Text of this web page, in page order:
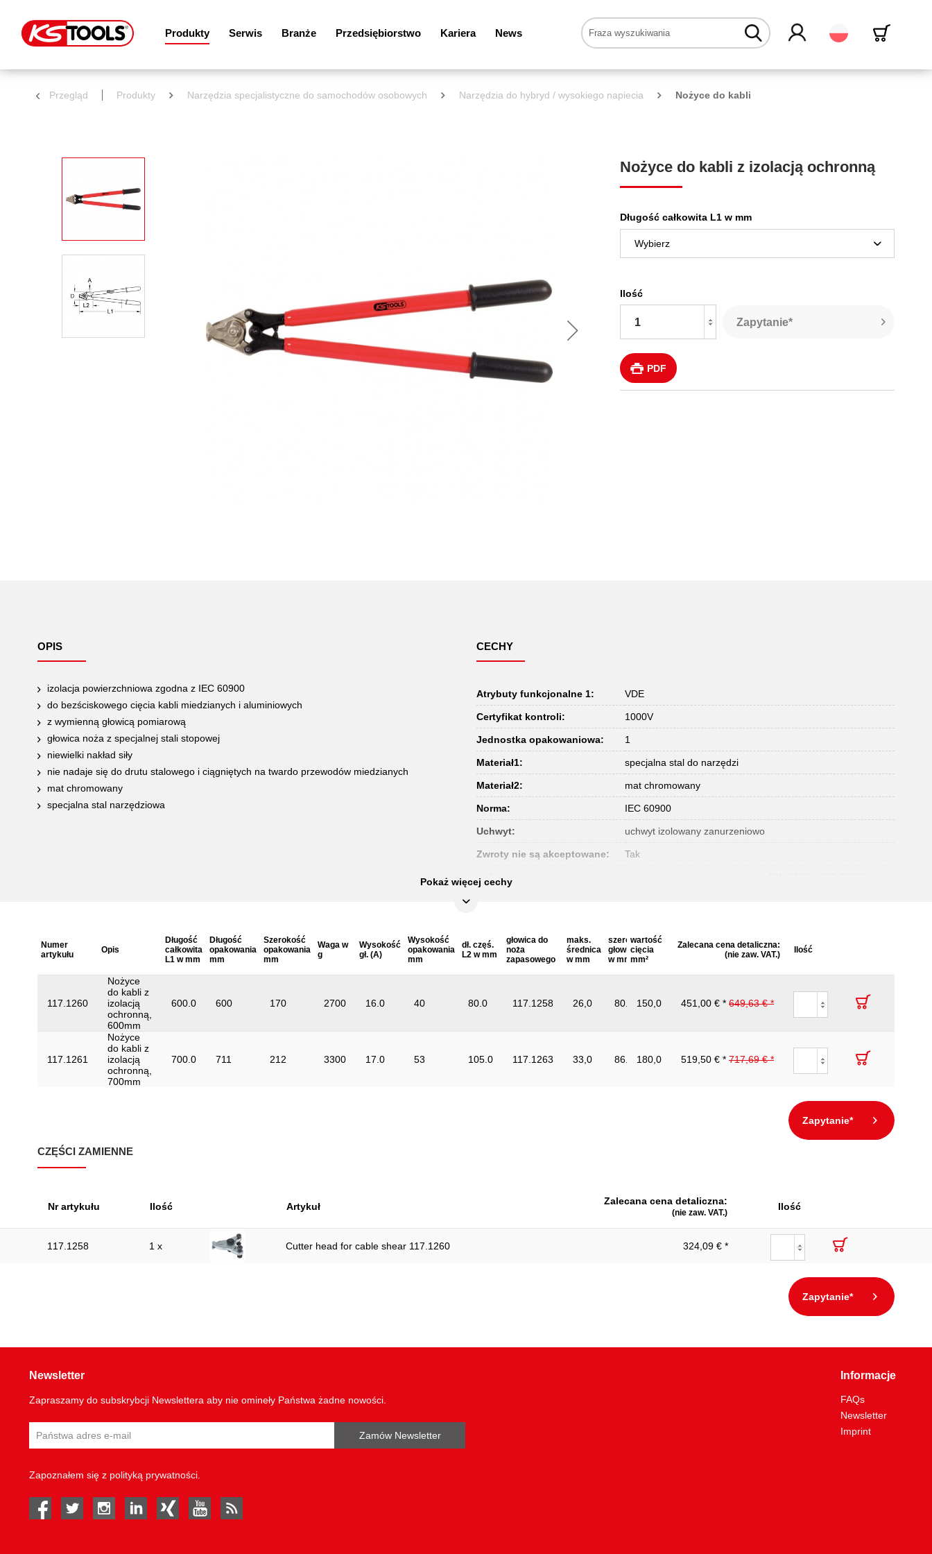
Produkty Serwis Branże Przedsiębiorstwo Kariera News Polski
Przegląd Produkty Narzędzia specjalistyczne do samochodów osobowych Narzędzia do hybryd / wysokiego napiecia Nożyce do kabli
Nożyce do kabli z izolacją ochronną
Długość całkowita L1 w mm
Ilość
Zapytanie*
PDF
OPIS
izolacja powierzchniowa zgodna z IEC 60900
do bezściskowego cięcia kabli miedzianych i aluminiowych
z wymienną głowicą pomiarową
głowica noża z specjalnej stali stopowej
niewielki nakład siły
nie nadaje się do drutu stalowego i ciągniętych na twardo przewodów miedzianych
mat chromowany
specjalna stal narzędziowa
CECHY
Atrybuty funkcjonalne 1: VDE
Certyfikat kontroli: 1000V
Jednostka opakowaniowa: 1
Materiał1: specjalna stal do narzędzi
Materiał2: mat chromowany
Norma: IEC 60900
Uchwyt: uchwyt izolowany zanurzeniowo
Zwroty nie są akceptowane: Tak
izolacja:
Pokaż więcej cechy
Numer
artykułu
Opis
Długość
całkowita
L1 w mm
Długość
opakowania
mm
Szerokość
opakowania
mm
Waga w
g
Wysokość
gł. (A)
Wysokość
opakowania
mm
dł. częś.
L2 w mm
głowica do
noża
zapasowego
maks.
średnica
w mm
szerokość
głowicy D
w mm
wartość
cięcia
mm²
Zalecana cena detaliczna:
(nie zaw. VAT.)
Ilość
117.1260
Nożyce
do kabli z
izolacją
ochronną,
600mm
600.0 600 170 2700 16.0 40 80.0 117.1258 26,0 80.0 150,0 451,00 € * 649,63 € *
117.1261
Nożyce
do kabli z
izolacją
ochronną,
700mm
700.0 711 212 3300 17.0 53 105.0 117.1263 33,0 86.0 180,0 519,50 € * 717,69 € *
Zapytanie*
CZĘŚCI ZAMIENNE
Nr artykułu Ilość Artykuł Zalecana cena detaliczna:
(nie zaw. VAT.)
Ilość
117.1258 1 x Cutter head for cable shear 117.1260 324,09 € *
Zapytanie*
Newsletter
Zapraszamy do subskrybcji Newslettera aby nie omineły Państwa żadne nowości.
Zamów Newsletter
Zapoznałem się z polityką prywatności
facebook twitter instagramlinked in Xing youtube
Informacje
FAQs
Newsletter
Imprint